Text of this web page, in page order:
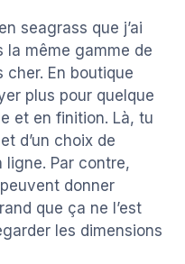
seagrass que j’ai
la même gamme de
cher. En boutique
plus pour quelque
et en finition. Là, tu
d’un choix de
Par contre,
donner
que ça ne l’est
les dimensions